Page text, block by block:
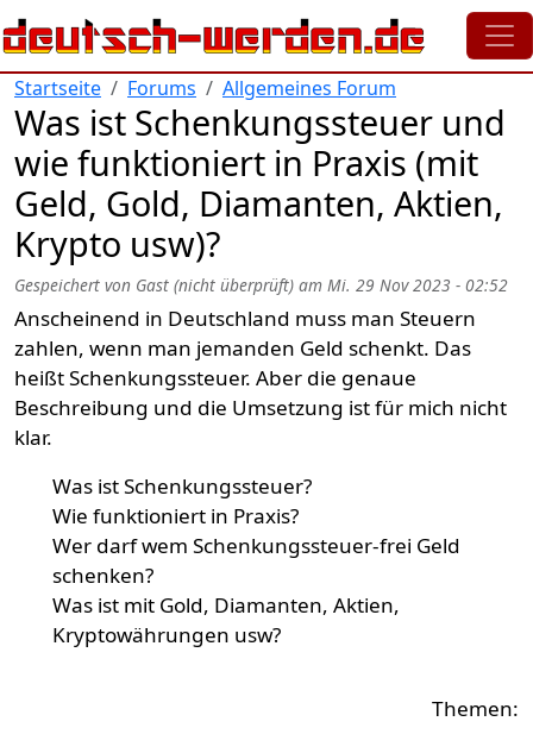
Direkt zum Inhalt
Startseite Forums Allgemeines Forum
Was ist Schenkungssteuer und
wie funktioniert in Praxis (mit
Geld, Gold, Diamanten, Aktien,
Krypto usw)?
Gespeichert von Gast (nicht überprüft) am Mi. 29 Nov 2023 - 02:52
Anscheinend in Deutschland muss man Steuern
zahlen, wenn man jemanden Geld schenkt. Das
heißt Schenkungssteuer. Aber die genaue
Beschreibung und die Umsetzung ist für mich nicht
klar.
Was ist Schenkungssteuer?
Wie funktioniert in Praxis?
Wer darf wem Schenkungssteuer-frei Geld
schenken?
Was ist mit Gold, Diamanten, Aktien,
Kryptowährungen usw?